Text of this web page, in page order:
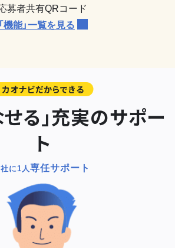
募者共有QRコード
「機能」一覧を見る
カオナビだからできる
せる」充実のサポー
ト
に1人専任サポート